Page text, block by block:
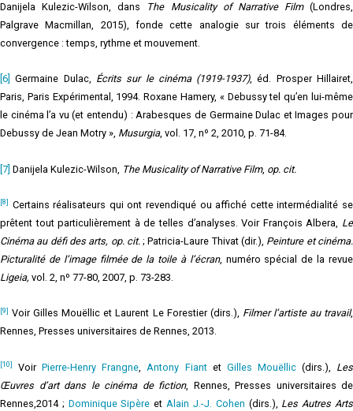
Danijela Kulezic-Wilson, dans
The Musicality of Narrative Film(Londres,
Palgrave Macmillan, 2015), fonde cette analogie sur trois éléments de
convergence : temps, rythme et mouvement.
[6] Germaine Dulac, Écrits sur le cinéma (1919-1937), éd. Prosper Hillairet,
Paris, Paris Expérimental, 1994. Roxane Hamery, « Debussy tel qu’en lui-même
le cinéma l’a vu (et entendu) : Arabesques de Germaine Dulac et Images pour
Debussy de Jean Motry », Musurgia, vol. 17, nº 2, 2010, p. 71-84.
[7] Danijela Kulezic-Wilson, The Musicality of Narrative Film, op. cit.
[8] Certains réalisateurs qui ont revendiqué ou affiché cette intermédialité se
prêtent tout particulièrement à de telles d’analyses. Voir François Albera, Le
Cinéma au défi des arts, op. cit.; Patricia-Laure Thivat (dir.), Peinture et cinéma.
Picturalité de l’image filmée de la toile à l’écran, numéro spécial de la revue
Ligeia, vol. 2, nº 77-80, 2007, p. 73-283.
[9] Voir Gilles Mouëllic et Laurent Le Forestier (dirs.), Filmer l’artiste au travail,
Rennes, Presses universitaires de Rennes, 2013.
[10] VoirPierre-Henry Frangne Antony FiantetGilles Mouëllic(dirs.), Les
Œuvres d’art dans le cinéma de fiction, Rennes, Presses universitaires de
Rennes,2014 ; Dominique Sipère et Alain J.-J. Cohen (dirs.), Les Autres Arts